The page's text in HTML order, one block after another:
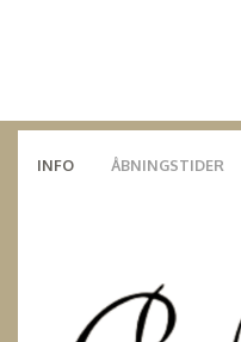
INFO ÅBNINGSTIDER